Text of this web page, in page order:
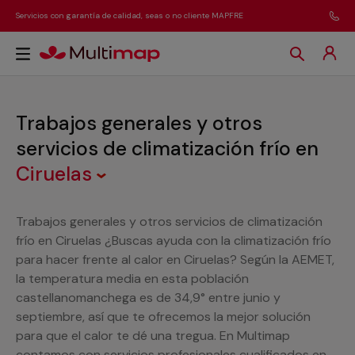
Servicios con garantía de calidad, seas o no cliente MAPFRE
Trabajos generales y otros
servicios de climatización frío en
Ciruelas
Trabajos generales y otros servicios de climatización
frío en Ciruelas ¿Buscas ayuda con la climatización frío
para hacer frente al calor en Ciruelas? Según la AEMET,
la temperatura media en esta población
castellanomanchega es de 34,9° entre junio y
septiembre, así que te ofrecemos la mejor solución
para que el calor te dé una tregua. En Multimap